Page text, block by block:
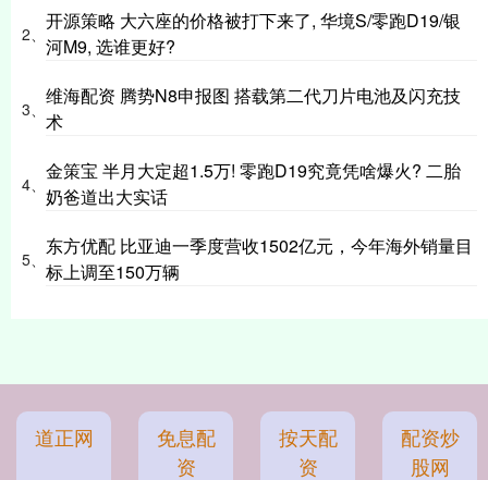
2、
开源策略 大六座的价格被打下来了, 华境S/零跑D19/银
河M9, 选谁更好?
3、
维海配资 腾势N8申报图 搭载第二代刀片电池及闪充技
术
4、
金策宝 半月大定超1.5万! 零跑D19究竟凭啥爆火? 二胎
奶爸道出大实话
5、
东方优配 比亚迪一季度营收1502亿元，今年海外销量目
标上调至150万辆
道正网
免息配
资
按天配
资
配资炒
股网